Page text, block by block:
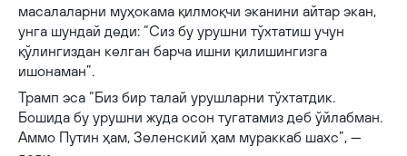
масалаларни муҳокама қилмоқчи эканини айтар экан,
унга шундай деди: “Сиз бу урушни тўхтатиш учун
қўлингиздан келган барча ишни қилишингизга
ишонаман”.
Трамп эса “Биз бир талай урушларни тўхтатдик.
Бошида бу урушни жуда осон тугатамиз деб ўйлабман.
Аммо Путин ҳам, Зеленский ҳам мураккаб шахс”, —